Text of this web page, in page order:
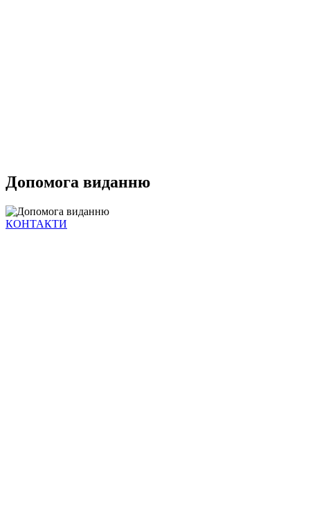
Допомога виданню
КОНТАКТИ